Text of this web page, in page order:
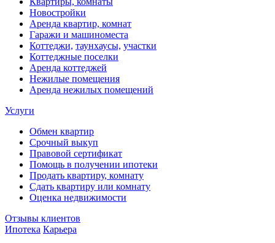
Новостройки
Аренда квартир, комнат
Гаражи и машиноместа
Коттеджи, таунхаусы, участки
Коттеджные поселки
Аренда коттеджей
Нежилые помещения
Аренда нежилых помещений
Услуги
Обмен квартир
Срочный выкуп
Правовой сертификат
Помощь в получении ипотеки
Продать квартиру, комнату
Сдать квартиру или комнату
Оценка недвижимости
Отзывы клиентов
Ипотека Карьера